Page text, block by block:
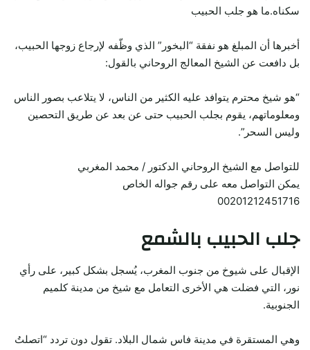
سكناه.ما هو جلب الحبيب
أخبرها أن المبلغ هو نفقة “البخور” الذي وظّفه لإرجاع زوجها الحبيب،
بل دافعت عن الشيخ المعالج الروحاني بالقول:
“هو شيخ محترم يتوافد عليه الكثير من الناس، لا يتلاعب بصور الناس
ومعلوماتهم، يقوم بجلب الحبيب حتى عن بعد عن طريق التحصين
وليس السحر”.
للتواصل مع الشيخ الروحاني الدكتور / محمد المغربي
يمكن التواصل معه على رقم جواله الخاص
00201212451716
جلب الحبيب بالشمع
الإقبال على شيوخ من جنوب المغرب، يُسجل بشكل كبير، على رأي
نور، التي فضلت هي الأخرى التعامل مع شيخ من مدينة كلميم
الجنوبية.
وهي المستقرة في مدينة فاس شمال البلاد. تقول دون تردد “اتصلتُ